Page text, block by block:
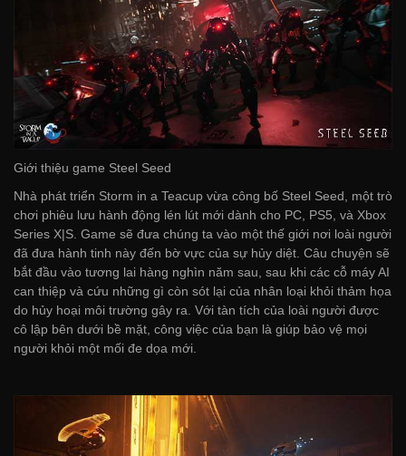
Giới thiệu game Steel Seed
Nhà phát triển Storm in a Teacup vừa công bố Steel Seed, một trò
chơi phiêu lưu hành động lén lút mới dành cho PC, PS5, và Xbox
Series X|S. Game sẽ đưa chúng ta vào một thế giới nơi loài người
đã đưa hành tinh này đến bờ vực của sự hủy diệt. Câu chuyện sẽ
bắt đầu vào tương lai hàng nghìn năm sau, sau khi các cỗ máy AI
can thiệp và cứu những gì còn sót lại của nhân loại khỏi thảm họa
do hủy hoại môi trường gây ra. Với tàn tích của loài người được
cô lập bên dưới bề mặt, công việc của bạn là giúp bảo vệ mọi
người khỏi một mối đe dọa mới.